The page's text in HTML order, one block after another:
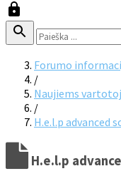
Forumo
/
Naujiems
/
H.e.l.p advanced
H.e.l.p